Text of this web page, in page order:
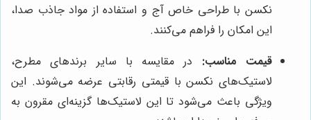
نکسن با طراحی خاص آج و استفاده از مواد جاذب صدا،
این امکان را فراهم می‌کنند.
قیمت مناسب: در مقایسه با سایر برندهای مطرح،
لاستیک‌های نکسن با قیمتی رقابتی عرضه می‌شوند. این
ویژگی باعث می‌شود تا این لاستیک‌ها گزینه‌ای مقرون به